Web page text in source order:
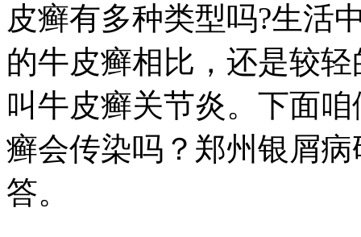
皮癣有多种类型吗?生活
的牛皮癣相比，还是较
叫牛皮癣关节炎。下面
癣会传染吗？郑州银屑
答。